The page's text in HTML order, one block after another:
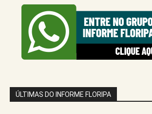
ÚLTIMAS DO INFORME FLORIPA